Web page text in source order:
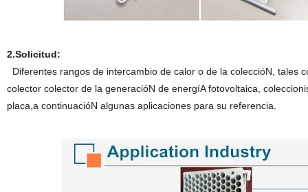
2.Solicitud:
Diferentes rangos de intercambio de calor o de la coleccióN, tales
colector colector de la generacióN de energíA fotovoltaica,
placa,a continuacióN algunas aplicaciones para su referencia.